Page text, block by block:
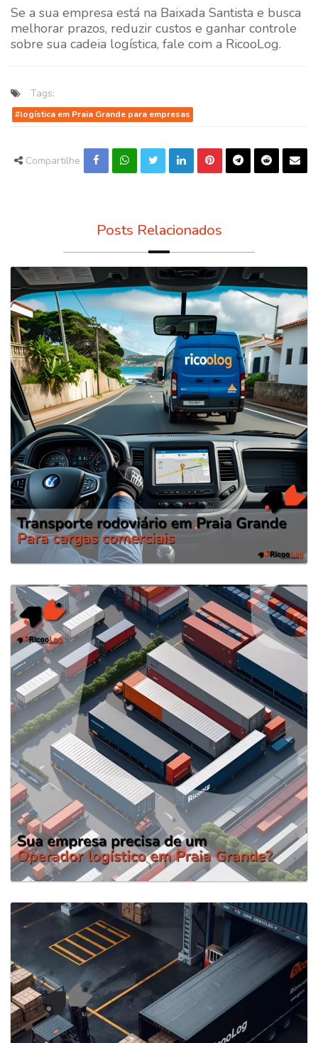
Se a sua empresa está na Baixada Santista e busca
melhorar prazos, reduzir custos e ganhar controle
sobre sua cadeia logística, fale com a RicooLog.
Tags:
#logística em Praia Grande para empresas
Compartilhe
Posts Relacionados